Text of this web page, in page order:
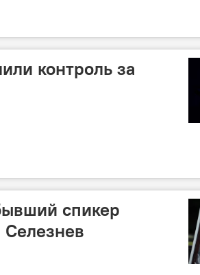
контроль за
спикер